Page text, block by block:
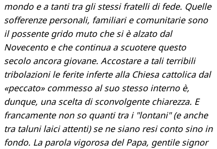
mondo e a tanti tra gli stessi fratelli di fede. Quelle
sofferenze personali, familiari e comunitarie sono
il possente grido muto che si è alzato dal
Novecento e che continua a scuotere questo
secolo ancora giovane. Accostare a tali terribili
tribolazioni le ferite inferte alla Chiesa cattolica dal
«peccato» commesso al suo stesso interno è,
dunque, una scelta di sconvolgente chiarezza. E
francamente non so quanti tra i "lontani" (e anche
tra taluni laici attenti) se ne siano resi conto sino in
fondo. La parola vigorosa del Papa, gentile signor